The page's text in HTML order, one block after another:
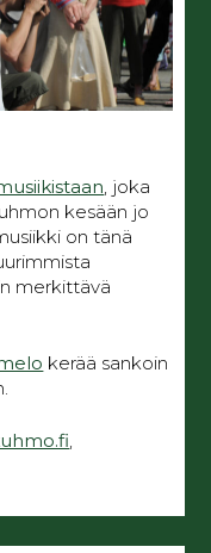
, joka
kesään jo
on tänä
merkittävä
kerää sankoin